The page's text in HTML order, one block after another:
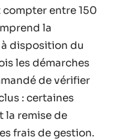
compter entre 150
la
à disposition du
les démarches
de vérifier
: certaines
la remise de
frais de gestion.